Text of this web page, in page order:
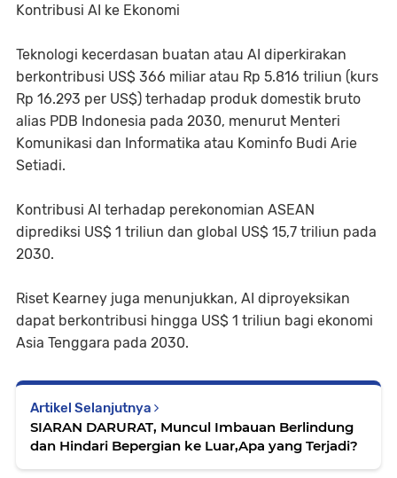
Kontribusi AI ke Ekonomi
Teknologi kecerdasan buatan atau AI diperkirakan
berkontribusi US$ 366 miliar atau Rp 5.816 triliun (kurs
Rp 16.293 per US$) terhadap produk domestik bruto
alias PDB Indonesia pada 2030, menurut Menteri
Komunikasi dan Informatika atau Kominfo Budi Arie
Setiadi.
Kontribusi AI terhadap perekonomian ASEAN
diprediksi US$ 1 triliun dan global US$ 15,7 triliun pada
2030.
Riset Kearney juga menunjukkan, AI diproyeksikan
dapat berkontribusi hingga US$ 1 triliun bagi ekonomi
Asia Tenggara pada 2030.
Artikel Selanjutnya
SIARAN DARURAT, Muncul Imbauan Berlindung
dan Hindari Bepergian ke Luar,Apa yang Terjadi?